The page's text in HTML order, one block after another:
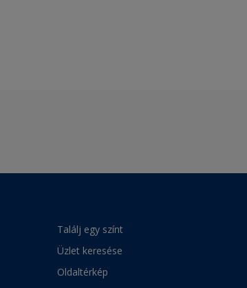
Találj egy színt
Üzlet keresése
Oldaltérkép